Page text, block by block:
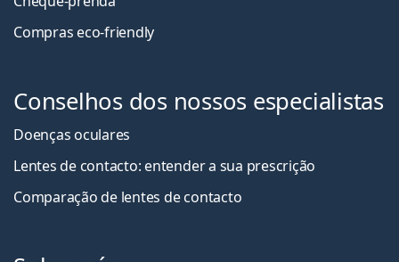
Compras eco-friendly
Conselhos dos nossos especialistas
Doenças oculares
Lentes de contacto: entender a sua prescrição
Comparação de lentes de contacto